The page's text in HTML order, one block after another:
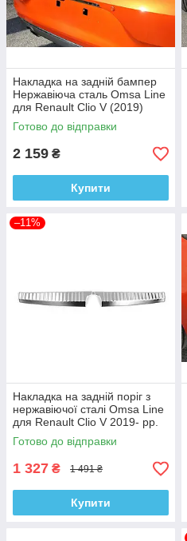
Накладка на задній бампер
Нержавіюча сталь Omsa Line
для Renault Clio V (2019)
Готово до відправки
2 159 ₴
Купити
–11%
Накладка на задній поріг з
нержавіючої сталі Omsa Line
для Renault Clio V 2019- рр.
Готово до відправки
1 327 ₴ 1 491 ₴
Купити